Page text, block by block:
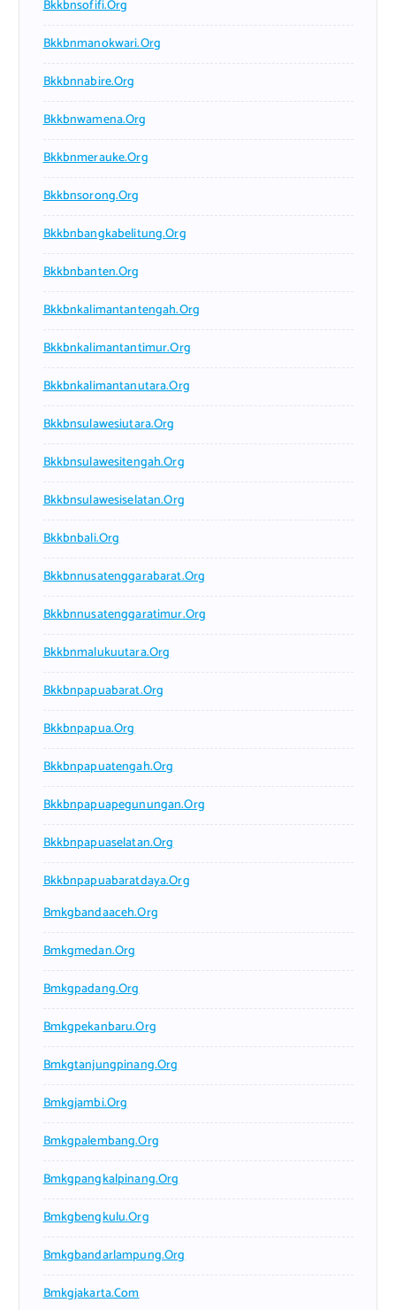
Bkkbnsofifi.org
Bkkbnmanokwari.org
Bkkbnnabire.org
Bkkbnwamena.org
Bkkbnmerauke.org
Bkkbnsorong.org
Bkkbnbangkabelitung.org
Bkkbnbanten.org
Bkkbnkalimantantengah.org
Bkkbnkalimantantimur.org
Bkkbnkalimantanutara.org
Bkkbnsulawesiutara.org
Bkkbnsulawesitengah.org
Bkkbnsulawesiselatan.org
Bkkbnbali.org
Bkkbnnusatenggarabarat.org
Bkkbnnusatenggaratimur.org
Bkkbnmalukuutara.org
Bkkbnpapuabarat.org
Bkkbnpapua.org
Bkkbnpapuatengah.org
Bkkbnpapuapegunungan.org
Bkkbnpapuaselatan.org
Bkkbnpapuabaratdaya.org
Bmkgbandaaceh.org
Bmkgmedan.org
Bmkgpadang.org
Bmkgpekanbaru.org
Bmkgtanjungpinang.org
Bmkgjambi.org
Bmkgpalembang.org
Bmkgpangkalpinang.org
Bmkgbengkulu.org
Bmkgbandarlampung.org
Bmkgjakarta.com